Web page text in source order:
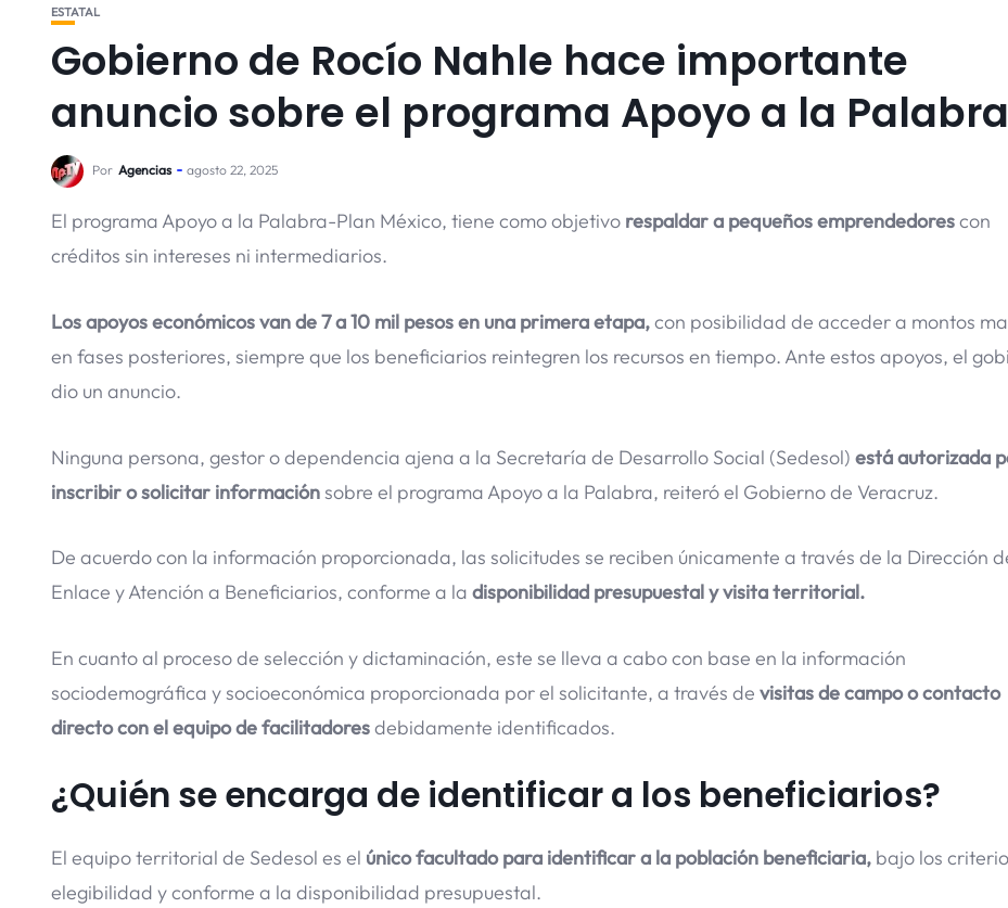
ESTATAL
Gobierno de Rocío Nahle hace importante
anuncio sobre el programa Apoyo a la Palabra
Por Agencias agosto 22, 2025
El programa Apoyo a la Palabra-Plan México, tiene como objetivo respaldar a pequeños emprendedorescon
créditos sin intereses ni intermediarios.
Los apoyos económicos van de 7 a 10 mil pesos en una primera etapa,con posibilidad de acceder a montos
en fases posteriores, siempre que los beneficiarios reintegren los recursos en tiempo. Ante estos apoyos, el
dio un anuncio.
Ninguna persona, gestor o dependencia ajena a la Secretaría de Desarrollo Social (Sedesol) está autorizada
inscribir o solicitar informaciónsobre el programa Apoyo a la Palabra, reiteró el Gobierno de Veracruz.
De acuerdo con la información proporcionada, las solicitudes se reciben únicamente a través de la Dirección
Enlace y Atención a Beneficiarios, conforme a la disponibilidad presupuestal y visita territorial.
En cuanto al proceso de selección y dictaminación, este se lleva a cabo con base en la información
sociodemográfica y socioeconómica proporcionada por el solicitante, a través de visitas de campo o contacto
directo con el equipo de facilitadoresdebidamente identificados.
¿Quién se encarga de identificar a los beneficiarios?
El equipo territorial de Sedesol es el único facultado para identificar a la población beneficiaria, bajo los
elegibilidad y conforme a la disponibilidad presupuestal.